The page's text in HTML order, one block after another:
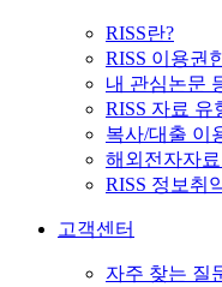
RISS란?
RISS 이용권
내 관심논문
RISS 자료 유
복사/대출 이
해외전자자
RISS 정보취
고객센터
자주 찾는 질